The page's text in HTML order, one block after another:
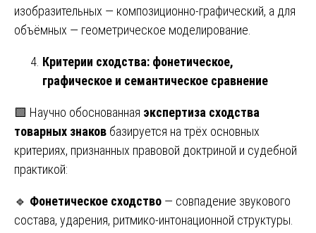
изобразительных — композиционно-графический, а для
объёмных — геометрическое моделирование.
Критерии сходства: фонетическое,
графическое и семантическое сравнение
🟩 Научно обоснованная экспертиза сходства
товарных знаков базируется на трёх основных
критериях, признанных правовой доктриной и судебной
практикой:
🔹 Фонетическое сходство — совпадение звукового
состава, ударения, ритмико-интонационной структуры.